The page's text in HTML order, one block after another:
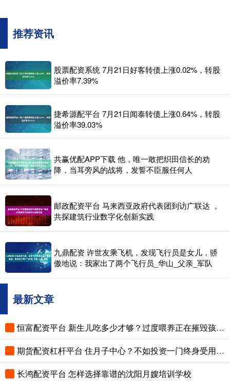
推荐资讯
股票配资系统 7月21日好客转债上涨0.02%，转股
溢价率7.39%
捷希源配平台 7月21日闻泰转债上涨0.64%，转股
溢价率39.03%
共赢优配APP下载 他，唯一敢把织田信长的劝
降，当耳旁风的战将，发誓不臣服任何人
邮政配资平台 马来西亚政府代表团到访广联达 ，
共探建筑行业数字化创新实践
九鼎配资 许世友乘飞机，发现飞行员是女儿，骄
傲地说：我家出了两个飞行员_华山_父亲_军队
最新文章
恒富配资平台 新生儿吃多少才够？过度喂养正在摧毁孩子的脾胃，这份奶量标准赶紧存
期货配资杠杆平台 住月子中心？不如投资一门终身受用的技能
长鸿配资平台 怎样选择靠谱的沈阳月嫂培训学校